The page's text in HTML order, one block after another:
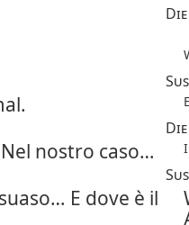
Nel nostro caso…
E dove è il